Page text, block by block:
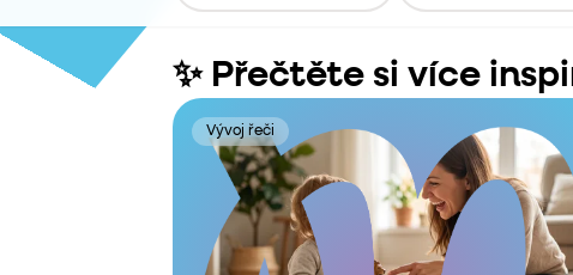
✨ Přečtěte si více
Vývoj řeči